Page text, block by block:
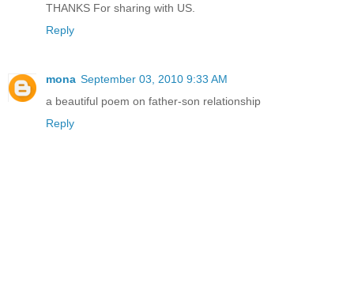
THANKS For sharing with US.
Reply
mona September 03, 2010 9:33 AM
a beautiful poem on father-son relationship
Reply